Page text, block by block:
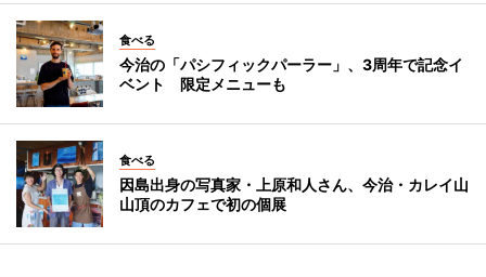
食べる
今治の「パシフィックパーラー」、3周年で記念イ
ベント 限定メニューも
食べる
因島出身の写真家・上原和人さん、今治・カレイ山
山頂のカフェで初の個展